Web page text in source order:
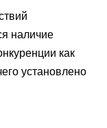
наличие
как
установлено